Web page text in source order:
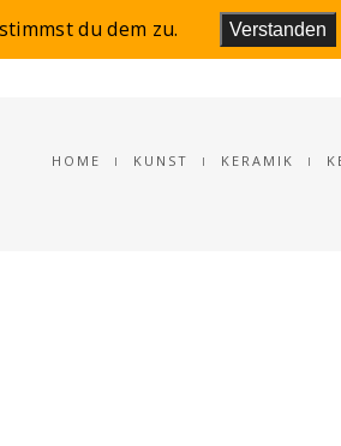
LEINWANDBILD/BLOG
HOME KUNST KERAMIK
du dem zu. Verstanden